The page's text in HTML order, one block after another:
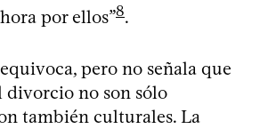
por ellos”8.
pero no señala que
divorcio no son sólo
también culturales. La